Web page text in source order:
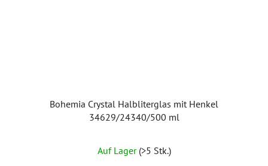
Bohemia Crystal Halbliterglas mit Henkel
34629/24340/500 ml
Auf Lager (>5 Stk.)